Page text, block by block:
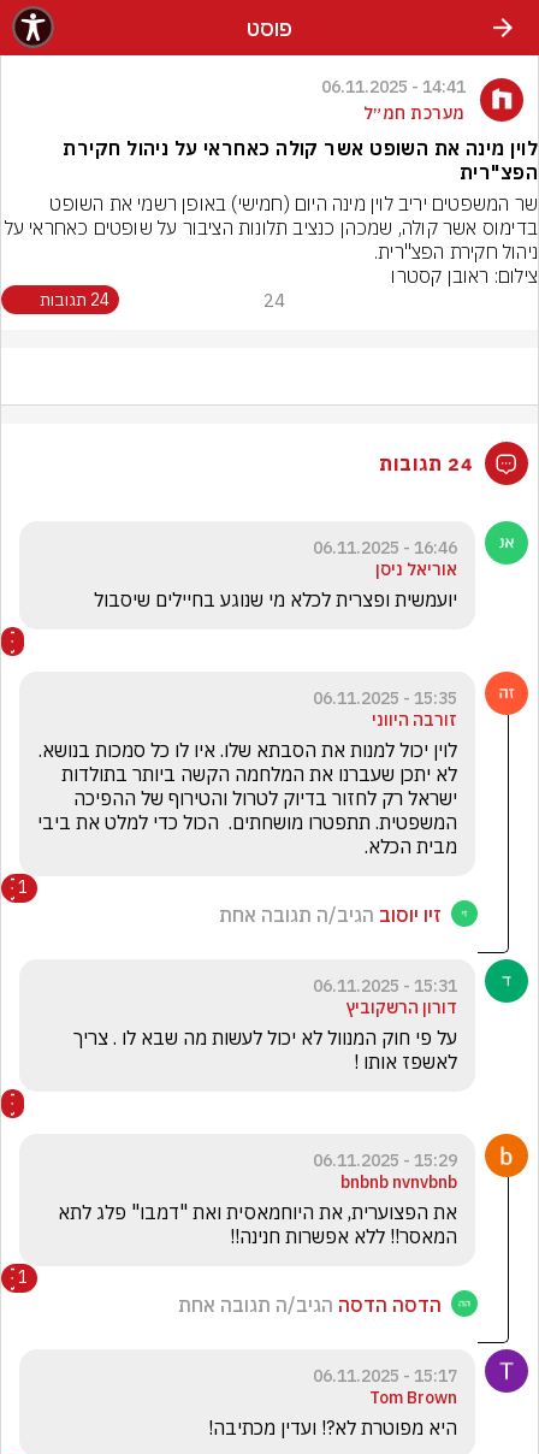
פוסט
14:41 - 06.11.2025
מערכת חמ״ל
לוין מינה את השופט אשר קולה כאחראי על ניהול חקירת
הפצ"רית
ניהול חקירת הפצ"רית.
צילום: ראובן קסטרו
24 24 תגובות
24 תגובות
16:46 - 06.11.2025
אוריאל ניסן
יועמשית ופצרית לכלא מי שנוגע בחיילים שיסבול
15:35 - 06.11.2025
זורבה היווני
מבית הכלא.
1
זיו יוסוב הגיב/ה תגובה אחת
15:31 - 06.11.2025
דורון הרשקוביץ
לאשפז אותו !
15:29 - 06.11.2025
bnbnb nvnvbnb
המאסר!! ללא אפשרות חנינה!!
1
הדסה הדסה הגיב/ה תגובה אחת
15:17 - 06.11.2025
Tom Brown
היא מפוטרת לא?! ועדין מכתיבה!